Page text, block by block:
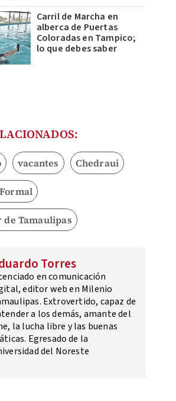
Carril de Marcha en
alberca de Puertas
Coloradas en Tampico;
lo que debes saber
vacantes Chedraui
de Tamaulipas
Torres
en comunicación
editor web en Milenio
Extrovertido, capaz de
a los demás, amante del
la lucha libre y las buenas
Egresado de la
del Noreste